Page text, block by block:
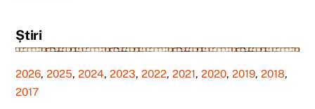
Știri
2026,2025,2024,2023,2022,2021,2020,2019,2018,
2017